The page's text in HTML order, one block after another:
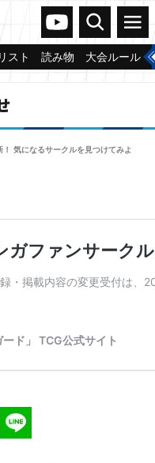
ヴァンガードch
検索 メニュー
スト 読み物 大会ルール
気になるサークルを見つけてみよ
Facebookでシェアする